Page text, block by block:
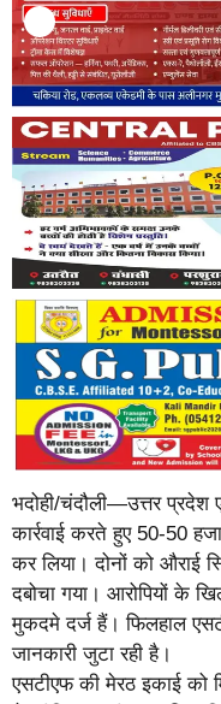
भदोही/चंदौली—उत्तर प्रदेश
कार्रवाई करते हुए 50-50
कर लिया। दोनों को औराई
दबोचा गया। आरोपियों के
मुकदमे दर्ज हैं। फिलहाल
जानकारी जुटा रही है।
एसटीएफ की मेरठ इकाई को